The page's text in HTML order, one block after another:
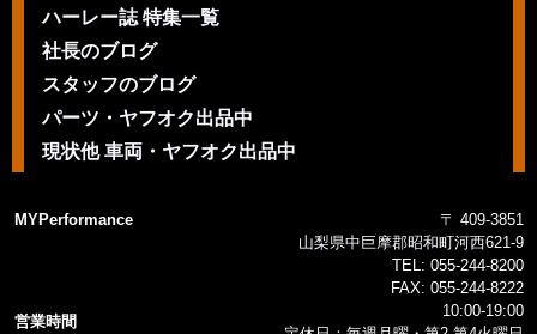
ハーレー誌 特集一覧
社長のブログ
スタッフのブログ
パーツ・ヤフオク出品中
現状他 車両・ヤフオク出品中
MYPerformance
〒 409-3851
山梨県中巨摩郡昭和町河西621-9
TEL: 055-244-8200
FAX: 055-244-8222
営業時間
10:00-19:00